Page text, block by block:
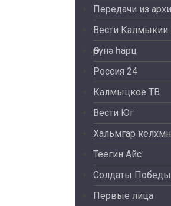
Передачи из
Вести Калмыкии
Өрүнә һарц
Россия 24
Калмыцкое ТВ
Вести Юг
Хальмгар келхмн
Теегин Айс
Солдаты Победы
Первые лица